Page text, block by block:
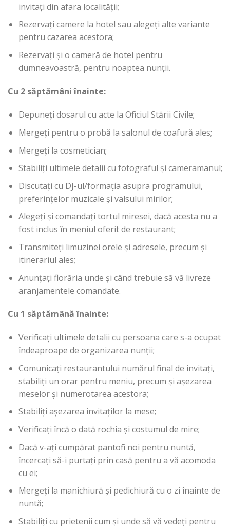
invitați din afara localității;
Rezervați camere la hotel sau alegeți alte variante
pentru cazarea acestora;
Rezervați și o cameră de hotel pentru
dumneavoastră, pentru noaptea nunții.
Cu 2 săptămâni înainte:
Depuneți dosarul cu acte la Oficiul Stării Civile;
Mergeți pentru o probă la salonul de coafură ales;
Mergeți la cosmetician;
Stabiliți ultimele detalii cu fotograful și cameramanul;
Discutați cu DJ-ul/formația asupra programului,
preferințelor muzicale și valsului mirilor;
Alegeți și comandați tortul miresei, dacă acesta nu a
fost inclus în meniul oferit de restaurant;
Transmiteți limuzinei orele și adresele, precum și
itinerariul ales;
Anunțați florăria unde și când trebuie să vă livreze
aranjamentele comandate.
Cu 1 săptămână înainte:
Verificați ultimele detalii cu persoana care s-a ocupat
îndeaproape de organizarea nunții;
Comunicați restaurantului numărul final de invitați,
stabiliți un orar pentru meniu, precum și așezarea
meselor și numerotarea acestora;
Stabiliți așezarea invitaților la mese;
Verificați încă o dată rochia și costumul de mire;
Dacă v-ați cumpărat pantofi noi pentru nuntă,
încercați să-i purtați prin casă pentru a vă acomoda
cu ei;
Mergeți la manichiură și pedichiură cu o zi înainte de
nuntă;
Stabiliți cu prietenii cum și unde să vă vedeți pentru